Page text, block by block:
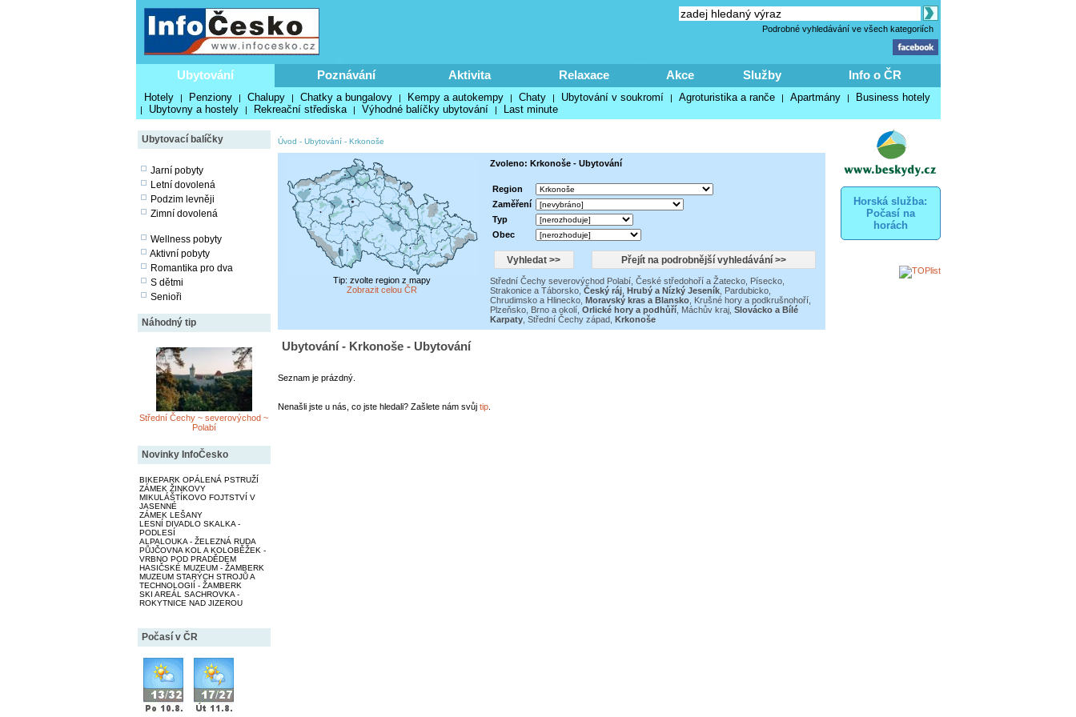
Podrobné vyhledávání ve všech kategoriích
Ubytování Poznávání Aktivita Relaxace Akce Služby Info o ČR
Hotely | Penziony | Chalupy | Chatky a bungalovy | Kempy a autokempy | Chaty | Ubytování v soukromí | Agroturistika a ranče | Apartmány | Business hotely
| Ubytovny a hostely | Rekreační střediska | Výhodné balíčky ubytování | Last minute
Ubytovací balíčky
Jarní pobyty
Letní dovolená
Podzim levněji
Zimní dovolená
Wellness pobyty
Aktivní pobyty
Romantika pro dva
S dětmi
Senioři
Náhodný tip
Střední Čechy ~ severovýchod ~
Polabí
Novinky InfoČesko
BIKEPARK OPÁLENÁ PSTRUŽÍ
ZÁMEK ŽINKOVY
MIKULÁŠTÍKOVO FOJTSTVÍ V
JASENNÉ
ZÁMEK LEŠANY
LESNÍ DIVADLO SKALKA -
PODLESÍ
ALPALOUKA - ŽELEZNÁ RUDA
PŮJČOVNA KOL A KOLOBĚŽEK -
VRBNO POD PRADĚDEM
HASIČSKÉ MUZEUM - ŽAMBERK
MUZEUM STARÝCH STROJŮ A
TECHNOLOGIÍ - ŽAMBERK
SKI AREÁL SACHROVKA -
ROKYTNICE NAD JIZEROU
Počasí v ČR
Horská služba:
Počasí na
horách
Úvod - Ubytování- Krkonoše
Tip: zvolte region z mapy
Zobrazit celou ČR
Zvoleno: Krkonoše - Ubytování
Region
Zaměření
Typ
Obec
Střední Čechy severovýchod Polabí, České středohoří a Žatecko, Písecko,
Strakonice a Táborsko, Český ráj, Hrubý a Nízký Jeseník, Pardubicko,
Chrudimsko a Hlinecko, Moravský kras a Blansko, Krušné hory a podkrušnohoří,
Plzeňsko, Brno a okolí, Orlické hory a podhůří, Máchův kraj, Slovácko a Bílé
Karpaty, Střední Čechy západ, Krkonoše
Ubytování - Krkonoše - Ubytování
Seznam je prázdný.
Nenašli jste u nás, co jste hledali? Zašlete nám svůj tip.